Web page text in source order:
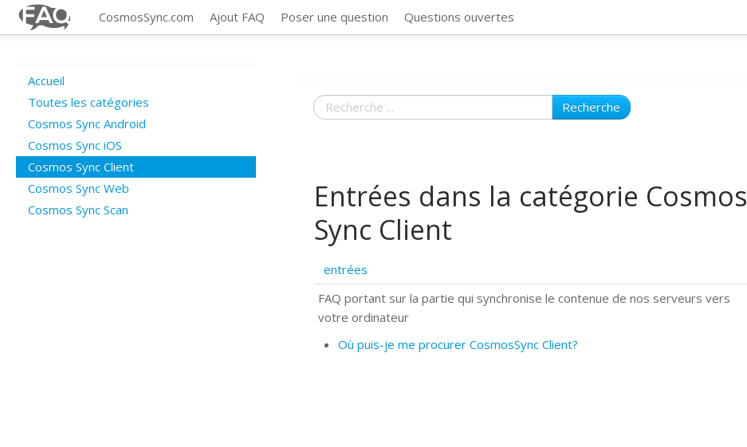
CosmosSync.com Ajout FAQ Poser une question Questions ouvertes
Accueil
Toutes les catégories
Cosmos Sync Android
Cosmos Sync iOS
Cosmos Sync Client
Cosmos Sync Web
Cosmos Sync Scan
Recherche
Entrées dans la catégorie Cosmos
Sync Client
entrées
FAQ portant sur la partie qui synchronise le contenue de nos serveurs vers
votre ordinateur
Où puis-je me procurer CosmosSync Client?